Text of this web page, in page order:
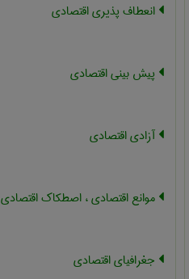
انعطاف پذیری اقتصادی
پیش بینی اقتصادی
آزادی اقتصادی
موانع اقتصادی ، اصطکاک اقتصادی
جغرافیای اقتصادی